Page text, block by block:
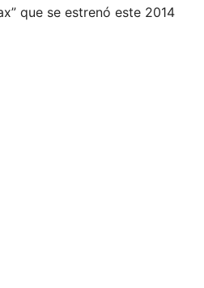
que se estrenó este 2014